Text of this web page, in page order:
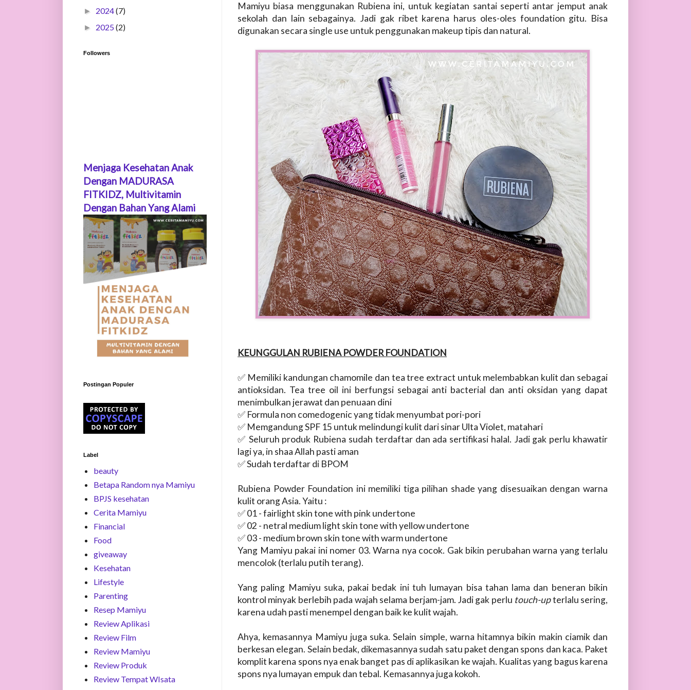
Mamiyu biasa menggunakan Rubiena ini, untuk kegiatan santai seperti antar jemput anak
sekolah dan lain sebagainya. Jadi gak ribet karena harus oles-oles foundation gitu. Bisa
digunakan secara single use untuk penggunakan makeup tipis dan natural.
KEUNGGULAN RUBIENA POWDER FOUNDATION
✅ Memiliki kandungan chamomile dan tea tree extract untuk melembabkan kulit dan sebagai
antioksidan. Tea tree oil ini berfungsi sebagai anti bacterial dan anti oksidan yang dapat
menimbulkan jerawat dan penuaan dini
✅ Formula non comedogenic yang tidak menyumbat pori-pori
✅ Memgandung SPF 15 untuk melindungi kulit dari sinar Ulta Violet, matahari
✅ Seluruh produk Rubiena sudah terdaftar dan ada sertifikasi halal. Jadi gak perlu khawatir
lagi ya, in shaa Allah pasti aman
✅ Sudah terdaftar di BPOM
Rubiena Powder Foundation ini memiliki tiga pilihan shade yang disesuaikan dengan warna
kulit orang Asia. Yaitu :
✅ 01 - fairlight skin tone with pink undertone
✅ 02 - netral medium light skin tone with yellow undertone
✅ 03 - medium brown skin tone with warm undertone
Yang Mamiyu pakai ini nomer 03. Warna nya cocok. Gak bikin perubahan warna yang terlalu
mencolok (terlalu putih terang).
Yang paling Mamiyu suka, pakai bedak ini tuh lumayan bisa tahan lama dan beneran bikin
kontrol minyak berlebih pada wajah selama berjam-jam. Jadi gak perlu touch-upterlalu sering,
karena udah pasti menempel dengan baik ke kulit wajah.
Ahya, kemasannya Mamiyu juga suka. Selain simple, warna hitamnya bikin makin ciamik dan
berkesan elegan. Selain bedak, dikemasannya sudah satu paket dengan spons dan kaca. Paket
komplit karena spons nya enak banget pas di aplikasikan ke wajah. Kualitas yang bagus karena
spons nya lumayan empuk dan tebal. Kemasannya juga kokoh.
► 2024(7)
► 2025(2)
Followers
Menjaga Kesehatan Anak
Dengan MADURASA
FITKIDZ, Multivitamin
Dengan Bahan Yang Alami
Postingan Populer
Label
beauty
Betapa Random nya Mamiyu
BPJS kesehatan
Cerita Mamiyu
Financial
Food
giveaway
Kesehatan
Lifestyle
Parenting
Resep Mamiyu
Review Aplikasi
Review Film
Review Mamiyu
Review Produk
Review Tempat WIsata